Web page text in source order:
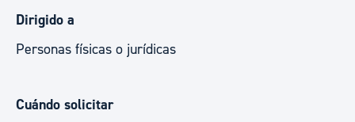
Dirigido a
Personas físicas o jurídicas
Cuándo solicitar